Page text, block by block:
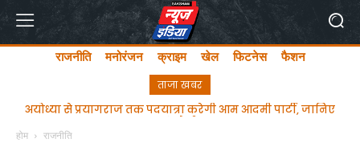
राजनीति मनोरंजन क्राइम खेल फिटनेस फैशन
ताजा खबर
PFI पर CM योगी की दो टूक- ये नया भारत है, राष्ट्र की सुरक्षा में खतरा
होम राजनीति